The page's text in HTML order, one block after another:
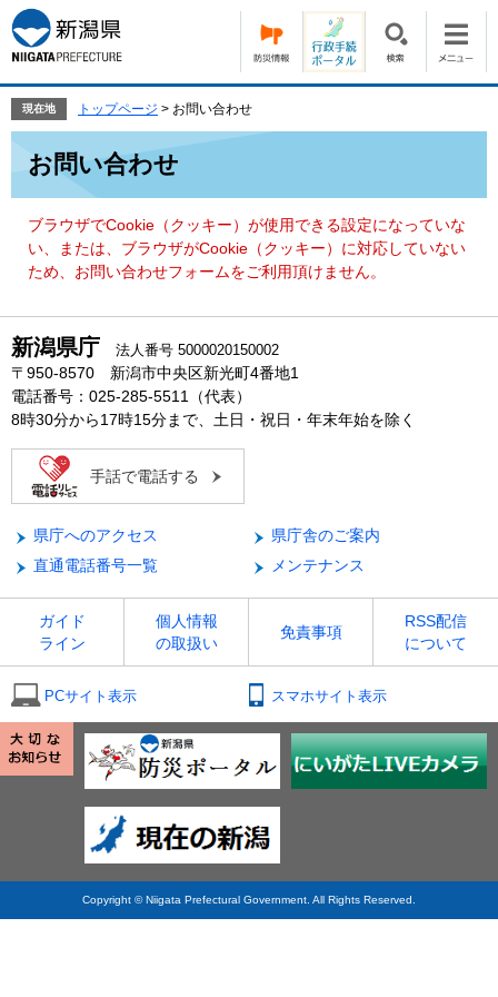
ー
ジ
の
頭
す。
ニ
ュ
ー
飛
て
現在地 トップページ > お問い合わせ
お問い合わせ
ブラウザでCookie（クッキー）が使用できる設定になっていな
い、または、ブラウザがCookie（クッキー）に対応していない
ため、お問い合わせフォームをご利用頂けません。
新潟県庁 法人番号 5000020150002
〒950-8570 新潟市中央区新光町4番地1
電話番号：025-285-5511（代表）
8時30分から17時15分まで、土日・祝日・年末年始を除く
手話で電話する
県庁へのアクセス
県庁舎のご案内
直通電話番号一覧
メンテナンス
ガイド
ライン
個人情報
の取扱い
免責事項
RSS配信
について
PCサイト表示 スマホサイト表示
Copyright © Niigata Prefectural Government. All Rights Reserved.